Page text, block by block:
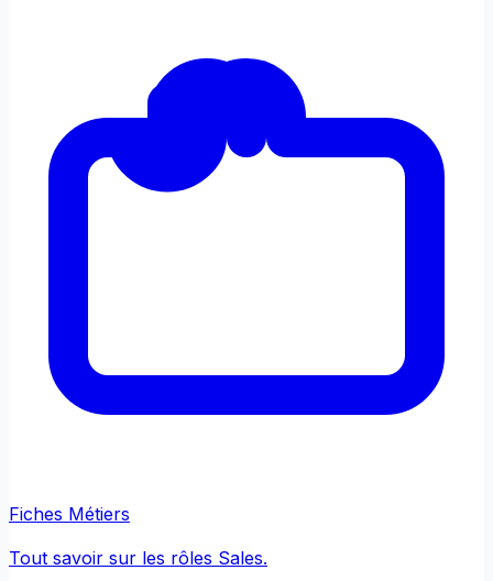
Fiches Métiers
Tout savoir sur les rôles Sales.